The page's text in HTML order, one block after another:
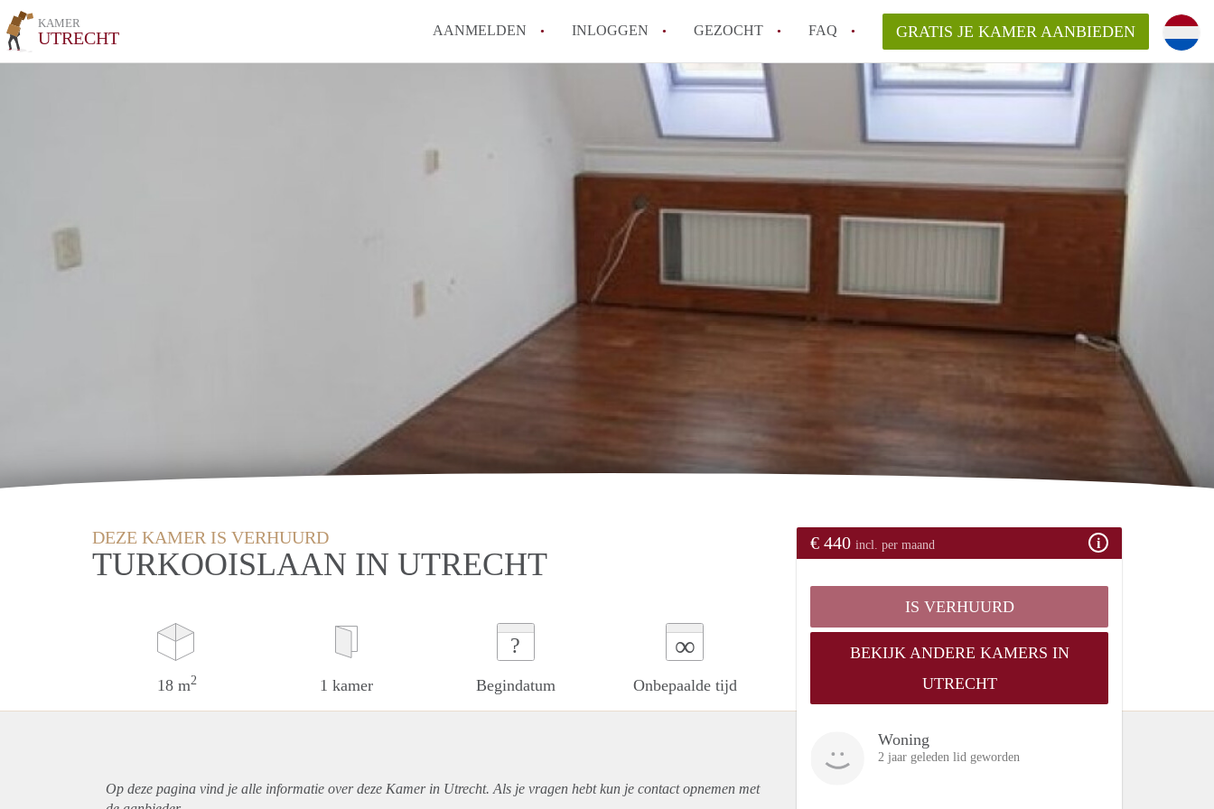
KAMER
UTRECHT AANMELDEN INLOGGEN GEZOCHT FAQ
Hoe vind ik snel een kamer in Utrecht?
Hoe moeilijk is het om een kamer te vinden in Utrecht?
Tips: om in Utrecht een kamer te vinden!
Hoe werkt Kamers Utrecht
GRATIS JE KAMER AANBIEDEN
DEZE KAMER IS VERHUURD
TURKOOISLAAN IN UTRECHT
18 m2 1 kamer
?
Begindatum
∞
Onbepaalde tijd
€ 440 incl. per maand
IS VERHUURD
BEKIJK ANDERE KAMERS IN
UTRECHT
Woning
2 jaar geleden lid geworden
Op deze pagina vind je alle informatie over deze Kamer in Utrecht. Als je vragen hebt kun je contact opnemen met